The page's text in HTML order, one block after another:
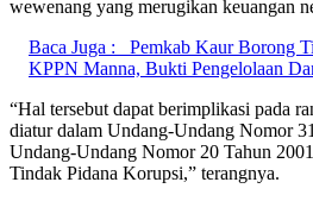
wewenang yang merugikan keuangan
Baca Juga :
Pemkab Kaur Borong
KPPN Manna, Bukti Pengelolaan
“Hal tersebut dapat berimplikasi pada
diatur dalam Undang-Undang Nomor
Undang-Undang Nomor 20 Tahun
Tindak Pidana Korupsi,” terangnya.